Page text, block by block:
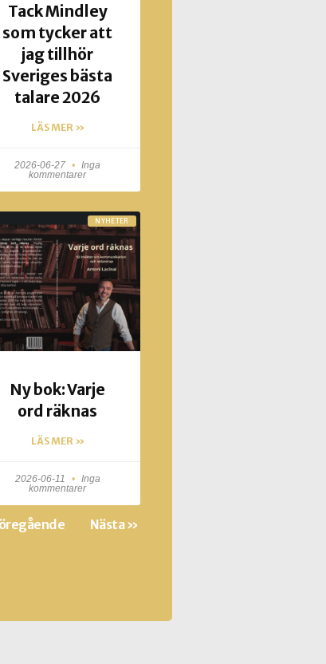
Tack Mindley
som tycker att
jag tillhör
Sveriges bästa
talare 2026
LÄS MER »
2026-06-27
Inga
kommentarer
NYHETER
Ny bok: Varje
ord räknas
LÄS MER »
2026-06-11
Inga
kommentarer
Nästa »